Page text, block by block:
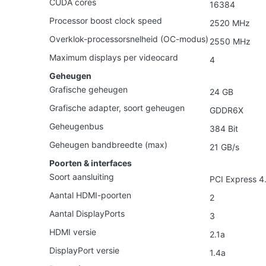
CUDA cores
16384
Processor boost clock speed
2520 MHz
Overklok-processorsnelheid (OC-modus) 2550 MHz
Maximum displays per videocard
4
Geheugen
Grafische geheugen
24 GB
Grafische adapter, soort geheugen
GDDR6X
Geheugenbus
384 Bit
Geheugen bandbreedte (max)
21 GB/s
Poorten & interfaces
Soort aansluiting
PCI Express
Aantal HDMI-poorten
2
Aantal DisplayPorts
3
HDMI versie
2.1a
DisplayPort versie
1.4a